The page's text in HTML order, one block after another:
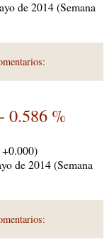
de 2014 (Semana
0.586 %
de 2014 (Semana